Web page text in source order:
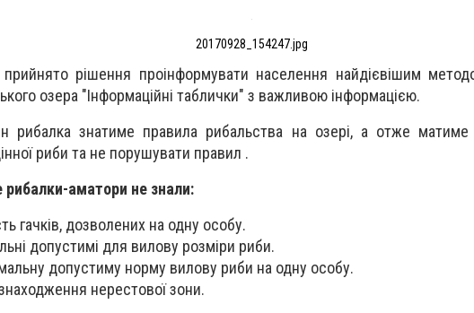
20170928_154247.jpg
рішення проінформувати населення найдієвішим
озера "Інформаційні таблички" з важливою інформацією.
рибалка знатиме правила рибальства на озері, а отже матиме
риби та не порушувати правил .
рибалки-аматори не знали:
гачків, дозволених на одну особу.
допустимі для вилову розміри риби.
допустиму норму вилову риби на одну особу.
нерестової зони.